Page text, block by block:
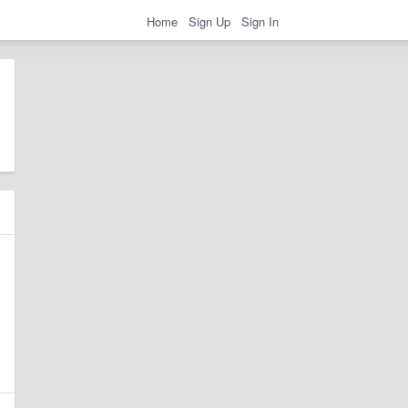
Home Sign Up Sign In